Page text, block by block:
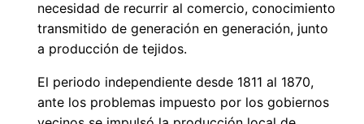
necesidad de recurrir al comercio, conocimiento
transmitido de generación en generación, junto
a producción de tejidos.
El periodo independiente desde 1811 al 1870,
ante los problemas impuesto por los gobiernos